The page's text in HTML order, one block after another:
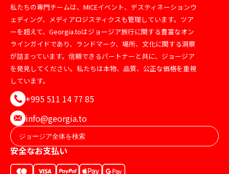
私たちの専門チームは、MICEイベント、デスティネーションウ
ェディング、メディアロジスティクスも管理しています。ツア
ーを超えて、Georgia.toはジョージア旅行に関する豊富なオン
ラインガイドであり、ランドマーク、場所、文化に関する洞察
が詰まっています。信頼できるパートナーと共に、ジョージア
を発見してください。私たちは本物、品質、公正な価格を重視
しています。
+995 511 14 77 85
info@georgia.to
安全なお支払い